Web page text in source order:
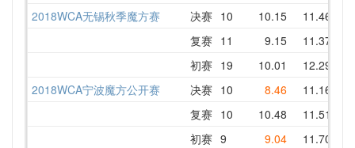
2018WCA无锡秋季魔方赛 决赛 10 10.15 11.46
复赛 11 9.15 11.37
初赛 19 10.01 12.29
2018WCA宁波魔方公开赛 决赛 10 8.46 11.16
复赛 10 10.48 11.51
初赛 9 9.04 11.70